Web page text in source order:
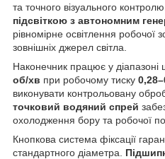
та точного візуального
підсвіткою з автономним
рівномірне освітлення робочої
зовнішніх джерел світла.
Наконечник працює у діапазоні
об/хв при робочому тиску
виконувати контрольовану
точковий водяний спрей
охолодження бору та робочої
Кнопкова система фіксації
стандартного діаметра.